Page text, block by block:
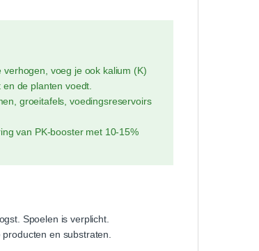
voeg je ook kalium (K)
de planten voedt.
groeitafels, voedingsreservoirs
van PK-booster met 10-15%
Spoelen is verplicht.
en substraten.